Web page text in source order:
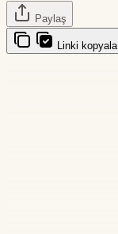
Paylaş
Linki kopyala